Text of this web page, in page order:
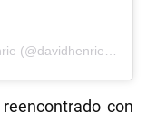
(@davidhenrie) on
con